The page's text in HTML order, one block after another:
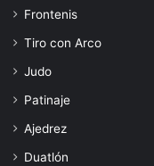
Frontenis
Tiro con Arco
Judo
Patinaje
Ajedrez
Duatlón